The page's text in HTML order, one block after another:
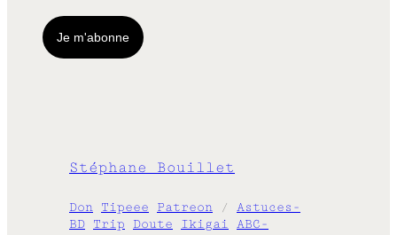
Stéphane Bouillet
Don Tipeee Patreon / Astuces-
BD Trip Doute Ikigai ABC-